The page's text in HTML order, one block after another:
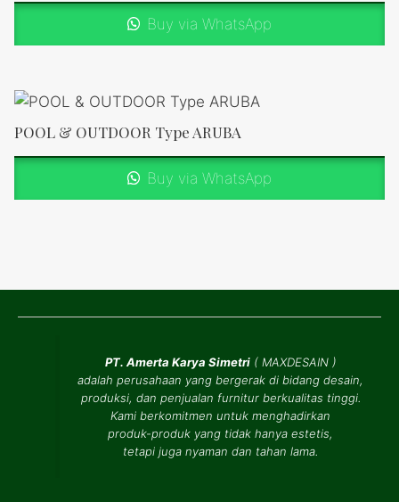
Buy via WhatsApp
POOL & OUTDOOR Type ARUBA
Buy via WhatsApp
PT. Amerta Karya Simetri( MAXDESAIN)
adalah perusahaan yang bergerak di bidang desain,
produksi, dan penjualan furnitur berkualitas tinggi.
Kami berkomitmen untuk menghadirkan
produk-produk yang tidak hanya estetis,
tetapi juga nyaman dan tahan lama.